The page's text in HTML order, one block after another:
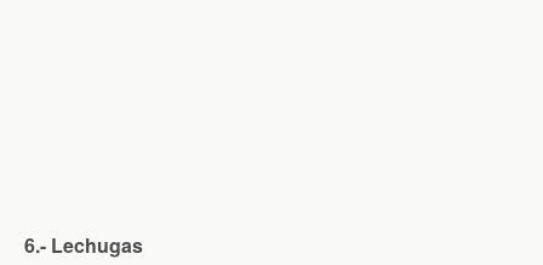
6.- Lechugas